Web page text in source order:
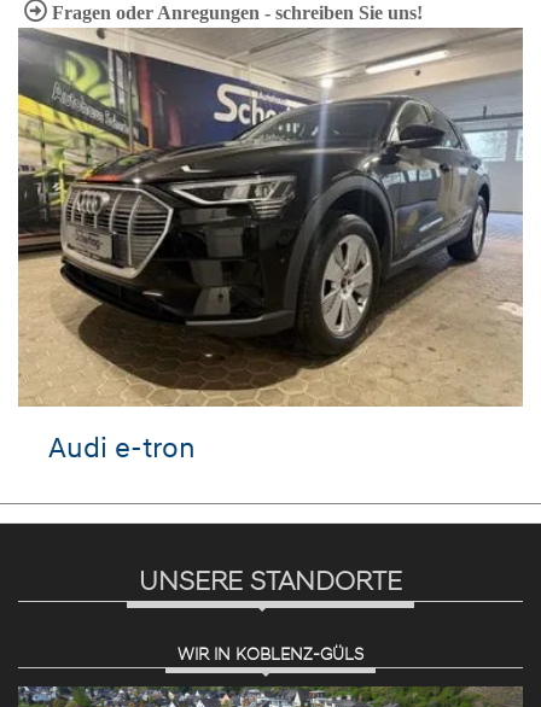
Fragen oder Anregungen - schreiben Sie uns!
Audi e-tron
UNSERE STANDORTE
WIR IN KOBLENZ-GÜLS